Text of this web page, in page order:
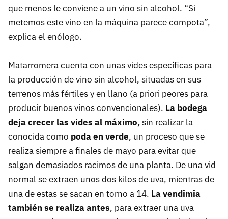
que menos le conviene a un vino sin alcohol. “Si
metemos este vino en la máquina parece compota”,
explica el enólogo.
Matarromera cuenta con unas vides específicas para
la producción de vino sin alcohol, situadas en sus
terrenos más fértiles y en llano (a priori peores para
producir buenos vinos convencionales). La bodega
deja crecer las vides al máximo,sin realizar la
conocida como poda en verde, un proceso que se
realiza siempre a finales de mayo para evitar que
salgan demasiados racimos de una planta. De una vid
normal se extraen unos dos kilos de uva, mientras de
una de estas se sacan en torno a 14. La vendimia
también se realiza antes, para extraer una uva